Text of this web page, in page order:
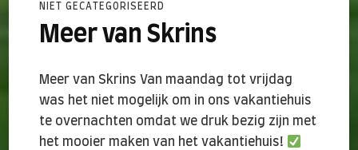
NIET GECATEGORISEERD
Meer van Skrins
Meer van Skrins Van maandag tot vrijdag
was het niet mogelijk om in ons vakantiehuis
te overnachten omdat we druk bezig zijn met
het mooier maken van het vakantiehuis!